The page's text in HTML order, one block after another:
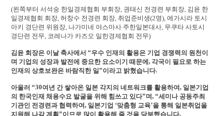
(왼쪽부터 서석숭 한일경제협회 부회장, 권태신 전경련 부회장, 김윤 한
일경제협회 회장, 허창수 전경련 회장, 취업준비생(2명), 에가시라 토시
아키 경단련 위원장, 나가미네 야스마사 주한일본대사, 무쿠타 사토시
경단련 전무, 코레나가 카즈오 일한경제협회 전무)
김윤 회장은 이날 축사에서 “우수 인재의 활용은 기업 경쟁력의 원천이
며 기업의 성장과 발전에 중요한 요소이기 때문에 , 각국이 필요로 하는
인재의 상호보완은 바람직한 일 ”이라고 밝혔습니다.
아울러 “30여년 간 쌓아온 일본 각지의 네트워크를 활용하여 , 일본기업
의 한국인재 채용수요 발굴을 위해 힘쓰고 있다”며 , “세미나 공동주최
기관인 전경련과 협력하여 , 일본기업 ‘맞춤형 교육’을 통해 일본취업을
지원해 나갈 계획 ”이므로 많이 활용해 줄 것을 당부했습니다.